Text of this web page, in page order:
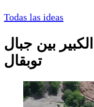
Todas las ideas
بين جبال
توبقال